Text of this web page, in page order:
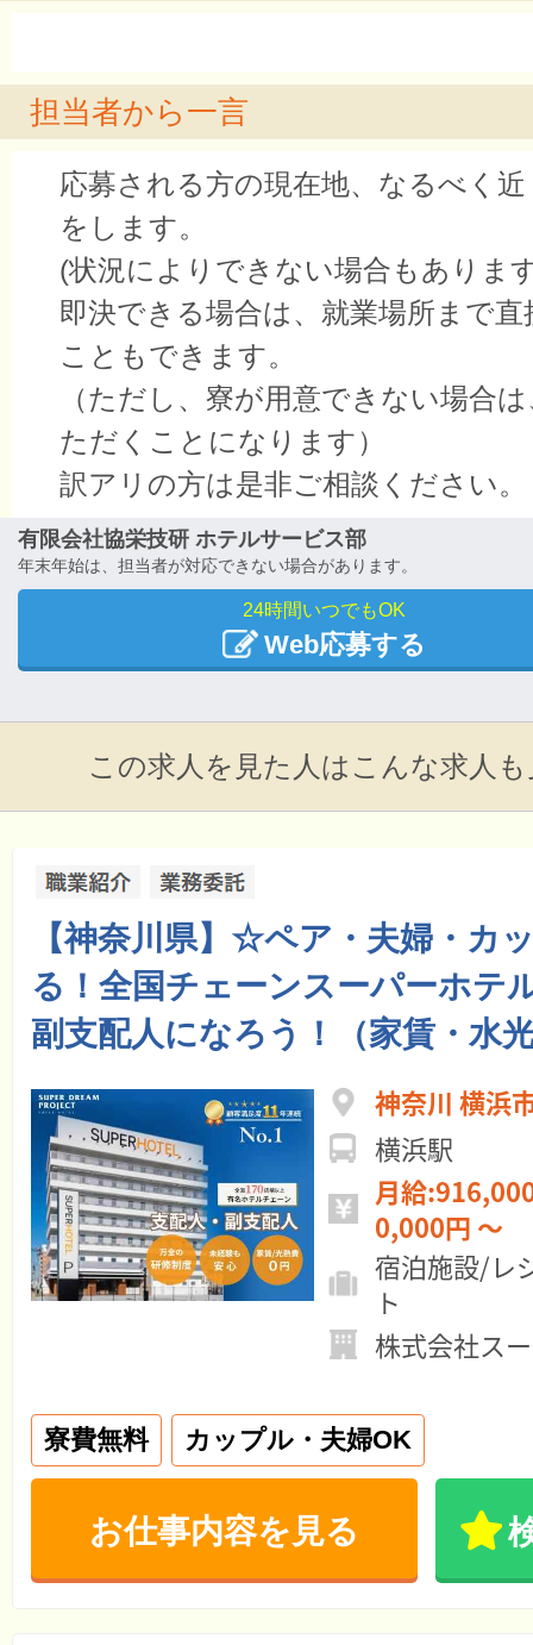
担当者から一言
応募される方の現在地、なるべく
をします。
(状況によりできない場合もありま
即決できる場合は、就業場所まで
こともできます。
（ただし、寮が用意できない場合
ただくことになります）
訳アリの方は是非ご相談ください。
有限会社協栄技研 ホテルサービス部
年末年始は、担当者が対応できない場合があります。
24時間いつでもOK
Web応募する
この求人を見た人はこんな求人
【神奈川県】☆ペア・夫婦・カ
る！全国チェーンスーパーホテ
副支配人になろう！（家賃・水
神奈川 横浜
横浜駅
月給:916,000円 ～
0,000円 ～
宿泊施設/レ
ト
株式会社ス
寮費無料 カップル・夫婦OK
お仕事内容を見る